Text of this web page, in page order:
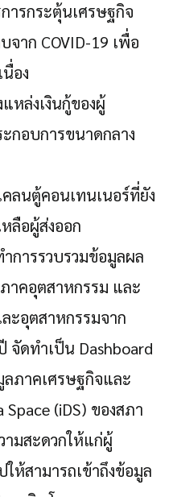
ารกระตุ้นเศรษฐกิจ
จาก COVID-19 เพื่อ
อง
หล่งเงินกู้ของผู้
กอบการขนาดกลาง
ลนตู้คอนเทนเนอร์ที่ยัง
ลือผู้ส่งออก
การรวบรวมข้อมูลผล
าคอุตสาหกรรม และ
ะอุตสาหกรรมจาก
จัดทำเป็น Dashboard
ภาคเศรษฐกิจและ
(iDS) ของสภา
ามสะดวกให้แก่ผู้
ห้สามารถเข้าถึงข้อมูล